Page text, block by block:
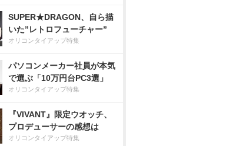
SUPER★DRAGON、自ら描
いた”レトロフューチャー”
オリコンタイアップ特集
パソコンメーカー社員が本気
で選ぶ「10万円台PC3選」
オリコンタイアップ特集
『VIVANT』限定ウオッチ、
プロデューサーの感想は
オリコンタイアップ特集